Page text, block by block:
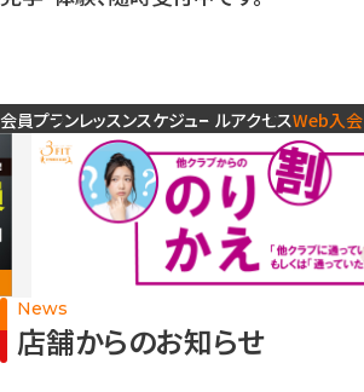
会員プランレッスンスケジュールアクセスWeb入会
News
店舗からのお知らせ